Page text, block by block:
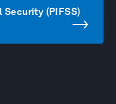
(PIFSS)